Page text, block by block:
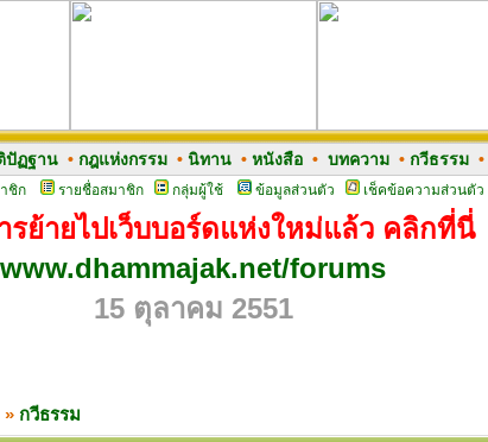
ปัฏฐาน• กฎแห่งกรรม• นิทาน• หนังสือ• บทความ• กวีธรรม•
ชิก รายชื่อสมาชิก กลุ่มผู้ใช้ ข้อมูลส่วนตัว เช็คข้อความส่วนตัว
รย้ายไปเว็บบอร์ดแห่งใหม่แล้ว คลิกที่นี่
www.dhammajak.net/forums
15 ตุลาคม 2551
» กวีธรรม